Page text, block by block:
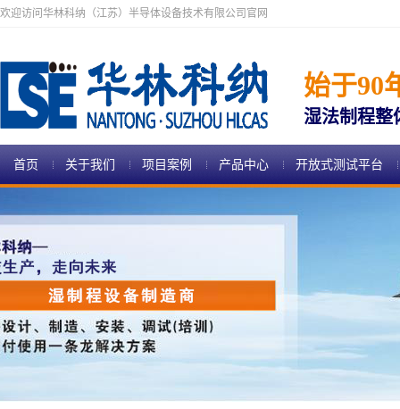
欢迎访问华林科纳（江苏）半导体设备技术有限公司官网
始于90
湿法制程整
首页 关于我们 项目案例 产品中心 开放式测试平台